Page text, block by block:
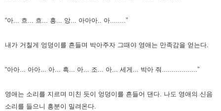
“아... 흐... 흐... 흥... 앙... 아아아.. 아........”
내가 거칠게 엉덩이를 흔들며 박아주자 그때야 영애는 만족감을 얻는다.
“아아... 아아... 아... 흑... 아... 조... 아... 세게... 박아 줘..................”
영애는 소리를 지르며 미친 듯이 엉덩이를 흔들어 댄다. 나도 영애의 신음
소리를 들으니 흥분이 밀려온다.